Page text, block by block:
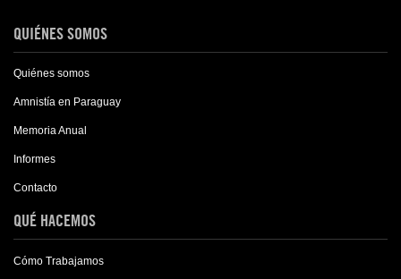
QUIÉNES SOMOS
Quiénes somos
Amnistía en Paraguay
Memoria Anual
Informes
Contacto
QUÉ HACEMOS
Cómo Trabajamos